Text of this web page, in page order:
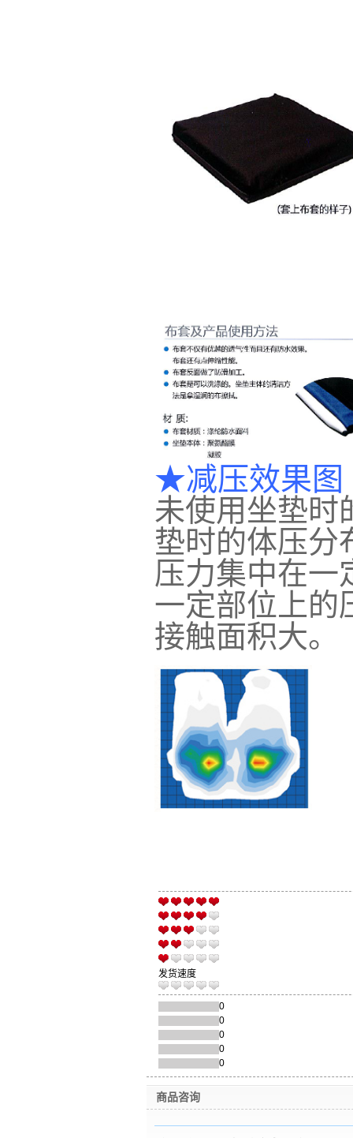
★减压效果图
未使用坐垫时
垫时的体压分
压力集
一定部位上的
接触面积大。
发货速度
0
0
0
0
0
商品咨询